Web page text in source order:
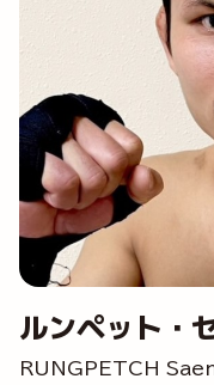
ルンペット・
RUNGPETCH